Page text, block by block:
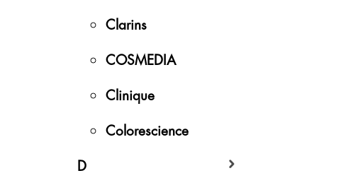
Clarins
COSMEDIA
Clinique
Colorescience
D